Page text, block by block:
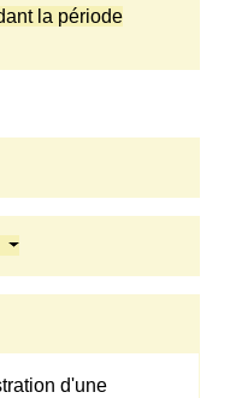
la période
d'une